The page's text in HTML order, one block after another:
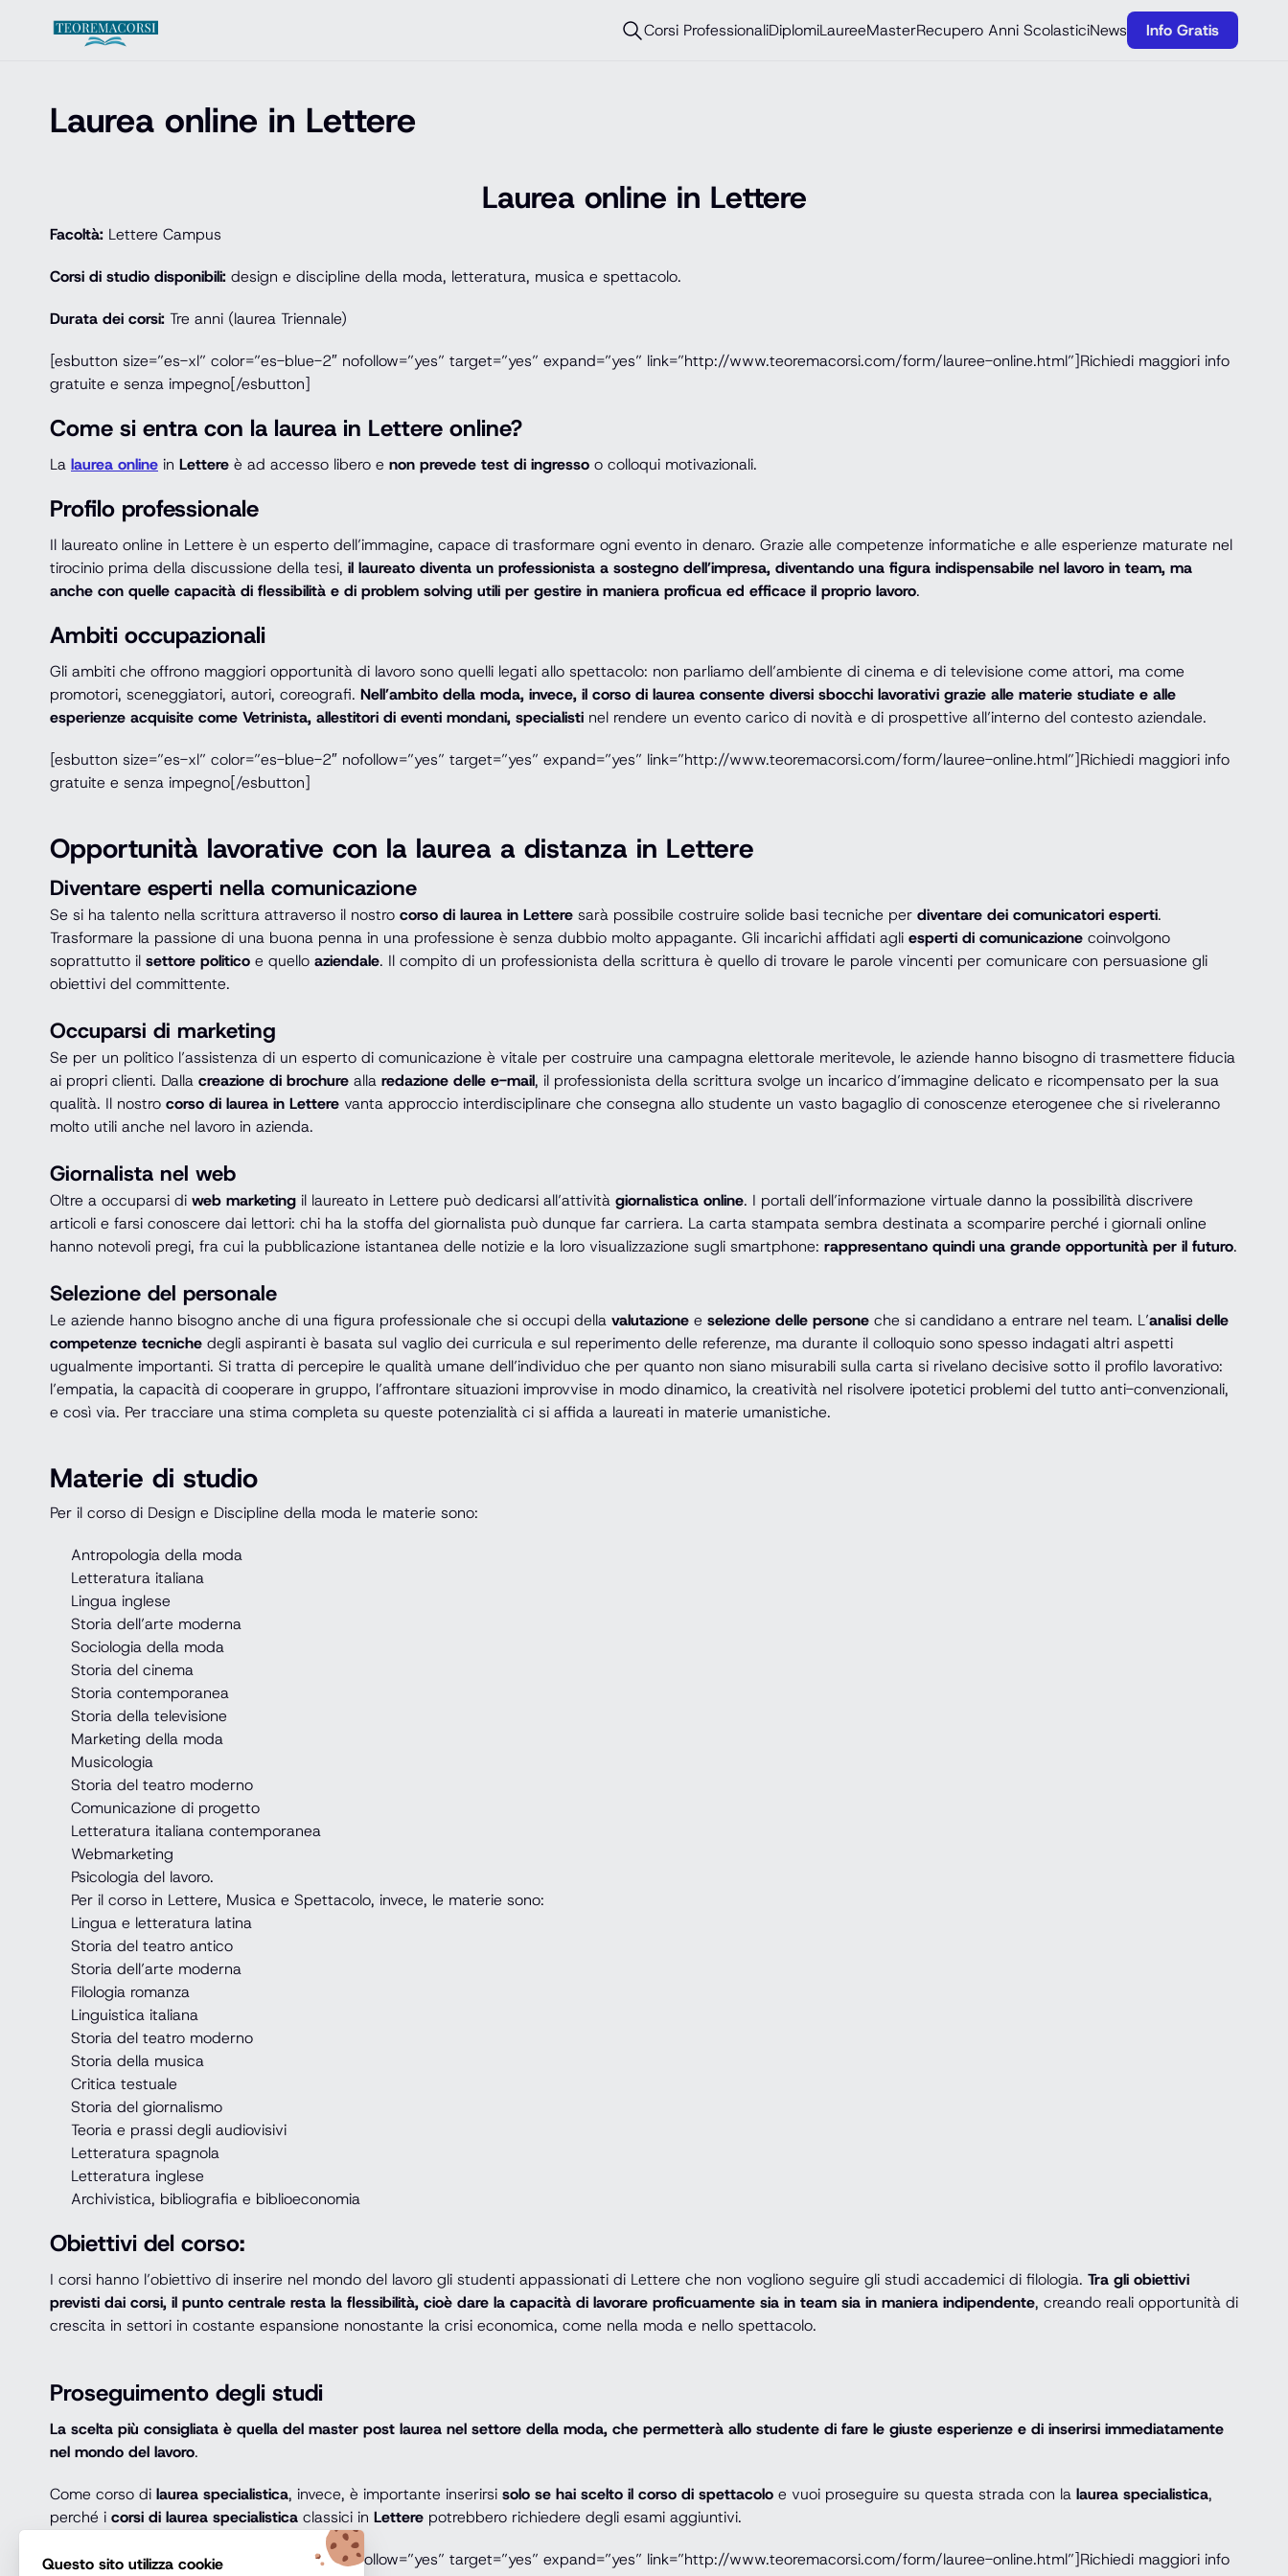
Corsi ProfessionaliDiplomiLaureeMasterRecupero Anni ScolasticiNews Info Gratis
Laurea online in Lettere
Laurea online in Lettere
Facoltà: Lettere Campus
Corsi di studio disponibili: design e discipline della moda, letteratura, musica e spettacolo.
Durata dei corsi: Tre anni (laurea Triennale)
[esbutton size=”es-xl” color=”es-blue-2″ nofollow=”yes” target=”yes” expand=”yes” link=”http://www.teoremacorsi.com/form/lauree-online.html”]Richiedi maggiori info
gratuite e senza impegno[/esbutton]
Come si entra con la laurea in Lettere online?
La laurea online in Lettere è ad accesso libero e non prevede test di ingresso o colloqui motivazionali.
Profilo professionale
Il laureato online in Lettere è un esperto dell’immagine, capace di trasformare ogni evento in denaro. Grazie alle competenze informatiche e alle esperienze maturate nel
tirocinio prima della discussione della tesi, il laureato diventa un professionista a sostegno dell’impresa, diventando una figura indispensabile nel lavoro in team, ma
anche con quelle capacità di flessibilità e di problem solving utili per gestire in maniera proficua ed efficace il proprio lavoro.
Ambiti occupazionali
Gli ambiti che offrono maggiori opportunità di lavoro sono quelli legati allo spettacolo: non parliamo dell’ambiente di cinema e di televisione come attori, ma come
promotori, sceneggiatori, autori, coreografi. Nell’ambito della moda, invece, il corso di laurea consente diversi sbocchi lavorativi grazie alle materie studiate e alle
esperienze acquisite come Vetrinista, allestitori di eventi mondani, specialisti nel rendere un evento carico di novità e di prospettive all’interno del contesto aziendale.
[esbutton size=”es-xl” color=”es-blue-2″ nofollow=”yes” target=”yes” expand=”yes” link=”http://www.teoremacorsi.com/form/lauree-online.html”]Richiedi maggiori info
gratuite e senza impegno[/esbutton]
Opportunità lavorative con la laurea a distanza in Lettere
Diventare esperti nella comunicazione
Se si ha talento nella scrittura attraverso il nostro corso di laurea in Lettere sarà possibile costruire solide basi tecniche per diventare dei comunicatori esperti.
Trasformare la passione di una buona penna in una professione è senza dubbio molto appagante. Gli incarichi affidati agli esperti di comunicazione coinvolgono
soprattutto il settore politico e quello aziendale. Il compito di un professionista della scrittura è quello di trovare le parole vincenti per comunicare con persuasione gli
obiettivi del committente.
Occuparsi di marketing
Se per un politico l’assistenza di un esperto di comunicazione è vitale per costruire una campagna elettorale meritevole, le aziende hanno bisogno di trasmettere fiducia
ai propri clienti. Dalla creazione di brochure alla redazione delle e-mail, il professionista della scrittura svolge un incarico d’immagine delicato e ricompensato per la sua
qualità. Il nostro corso di laurea in Lettere vanta approccio interdisciplinare che consegna allo studente un vasto bagaglio di conoscenze eterogenee che si riveleranno
molto utili anche nel lavoro in azienda.
Giornalista nel web
Oltre a occuparsi di web marketing il laureato in Lettere può dedicarsi all’attività giornalistica online. I portali dell’informazione virtuale danno la possibilità discrivere
articoli e farsi conoscere dai lettori: chi ha la stoffa del giornalista può dunque far carriera. La carta stampata sembra destinata a scomparire perché i giornali online
hanno notevoli pregi, fra cui la pubblicazione istantanea delle notizie e la loro visualizzazione sugli smartphone: rappresentano quindi una grande opportunità per il futuro.
Selezione del personale
Le aziende hanno bisogno anche di una figura professionale che si occupi della valutazione e selezione delle persone che si candidano a entrare nel team. L’analisi delle
competenze tecniche degli aspiranti è basata sul vaglio dei curricula e sul reperimento delle referenze, ma durante il colloquio sono spesso indagati altri aspetti
ugualmente importanti. Si tratta di percepire le qualità umane dell’individuo che per quanto non siano misurabili sulla carta si rivelano decisive sotto il profilo lavorativo:
l’empatia, la capacità di cooperare in gruppo, l’affrontare situazioni improvvise in modo dinamico, la creatività nel risolvere ipotetici problemi del tutto anti-convenzionali,
e così via. Per tracciare una stima completa su queste potenzialità ci si affida a laureati in materie umanistiche.
Materie di studio
Per il corso di Design e Discipline della moda le materie sono:
Antropologia della moda
Letteratura italiana
Lingua inglese
Storia dell’arte moderna
Sociologia della moda
Storia del cinema
Storia contemporanea
Storia della televisione
Marketing della moda
Musicologia
Storia del teatro moderno
Comunicazione di progetto
Letteratura italiana contemporanea
Webmarketing
Psicologia del lavoro.
Per il corso in Lettere, Musica e Spettacolo, invece, le materie sono:
Lingua e letteratura latina
Storia del teatro antico
Storia dell’arte moderna
Filologia romanza
Linguistica italiana
Storia del teatro moderno
Storia della musica
Critica testuale
Storia del giornalismo
Teoria e prassi degli audiovisivi
Letteratura spagnola
Letteratura inglese
Archivistica, bibliografia e biblioeconomia
Obiettivi del corso:
I corsi hanno l’obiettivo di inserire nel mondo del lavoro gli studenti appassionati di Lettere che non vogliono seguire gli studi accademici di filologia. Tra gli obiettivi
previsti dai corsi, il punto centrale resta la flessibilità, cioè dare la capacità di lavorare proficuamente sia in team sia in maniera indipendente, creando reali opportunità di
crescita in settori in costante espansione nonostante la crisi economica, come nella moda e nello spettacolo.
Proseguimento degli studi
La scelta più consigliata è quella del master post laurea nel settore della moda, che permetterà allo studente di fare le giuste esperienze e di inserirsi immediatamente
nel mondo del lavoro.
Come corso di laurea specialistica, invece, è importante inserirsi solo se hai scelto il corso di spettacolo e vuoi proseguire su questa strada con la laurea specialistica,
perché i corsi di laurea specialistica classici in Lettere potrebbero richiedere degli esami aggiuntivi.
[esbutton size=”es-xl” color=”es-blue-2″ nofollow=”yes” target=”yes” expand=”yes” link=”http://www.teoremacorsi.com/form/lauree-online.html”]Richiedi maggiori info
Questo sito utilizza cookie